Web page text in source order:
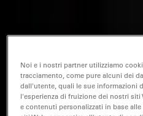
Noi e i nostri partner utilizziamo
tracciamento, come pure alcuni dei
dall'utente, quali le sue informazioni
l'esperienza di fruizione dei nostri
e contenuti personalizzati in base